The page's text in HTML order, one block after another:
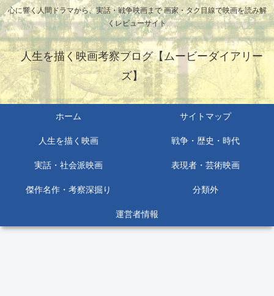
心に響く人間ドラマから、実話・戦争映画まで 画家・タク目線で映画を読み解
くレビューサイト
人生を描く映画考察ブログ【ムービーダイアリー
ズ】
ホーム サイトマップ
人生を描く映画 戦争・歴史・時代
実話・社会派映画 表現者・芸術映画
傑作名作・考察深掘り 分類外
運営者情報